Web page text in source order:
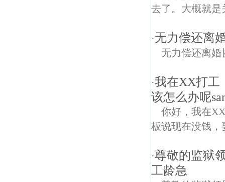
去了。大概就是
·无力偿还离
无力偿还离婚
·我在XX打工
该怎么办呢
你好，我在
板说现在没钱，
·尊敬的监狱
工龄急